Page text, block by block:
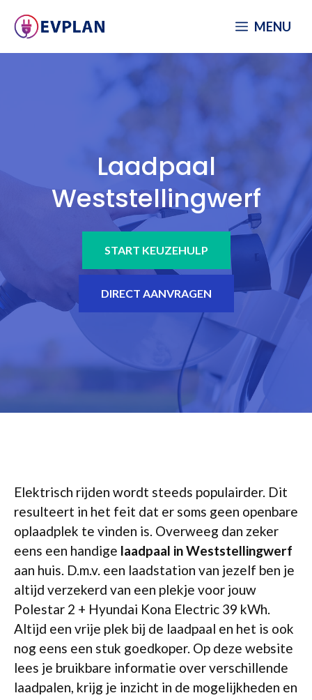
naar
MENU
Laadpaal
Weststellingwerf
START KEUZEHULP
DIRECT AANVRAGEN
Elektrisch rijden wordt steeds populairder. Dit
resulteert in het feit dat er soms geen openbare
oplaadplek te vinden is. Overweeg dan zeker
eens een handige laadpaal in Weststellingwerf
aan huis. D.m.v. een laadstation van jezelf ben je
altijd verzekerd van een plekje voor jouw
Polestar 2 + Hyundai Kona Electric 39 kWh.
Altijd een vrije plek bij de laadpaal en het is ook
nog eens een stuk goedkoper. Op deze website
lees je bruikbare informatie over verschillende
laadpalen, krijg je inzicht in de mogelijkheden en